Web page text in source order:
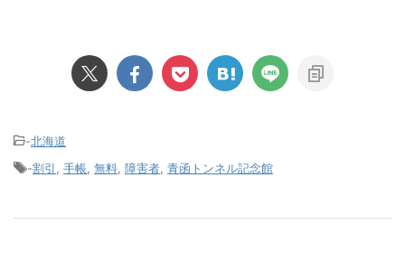
-北海道
-割引 手帳 無料 障害者 青函トンネル記念館